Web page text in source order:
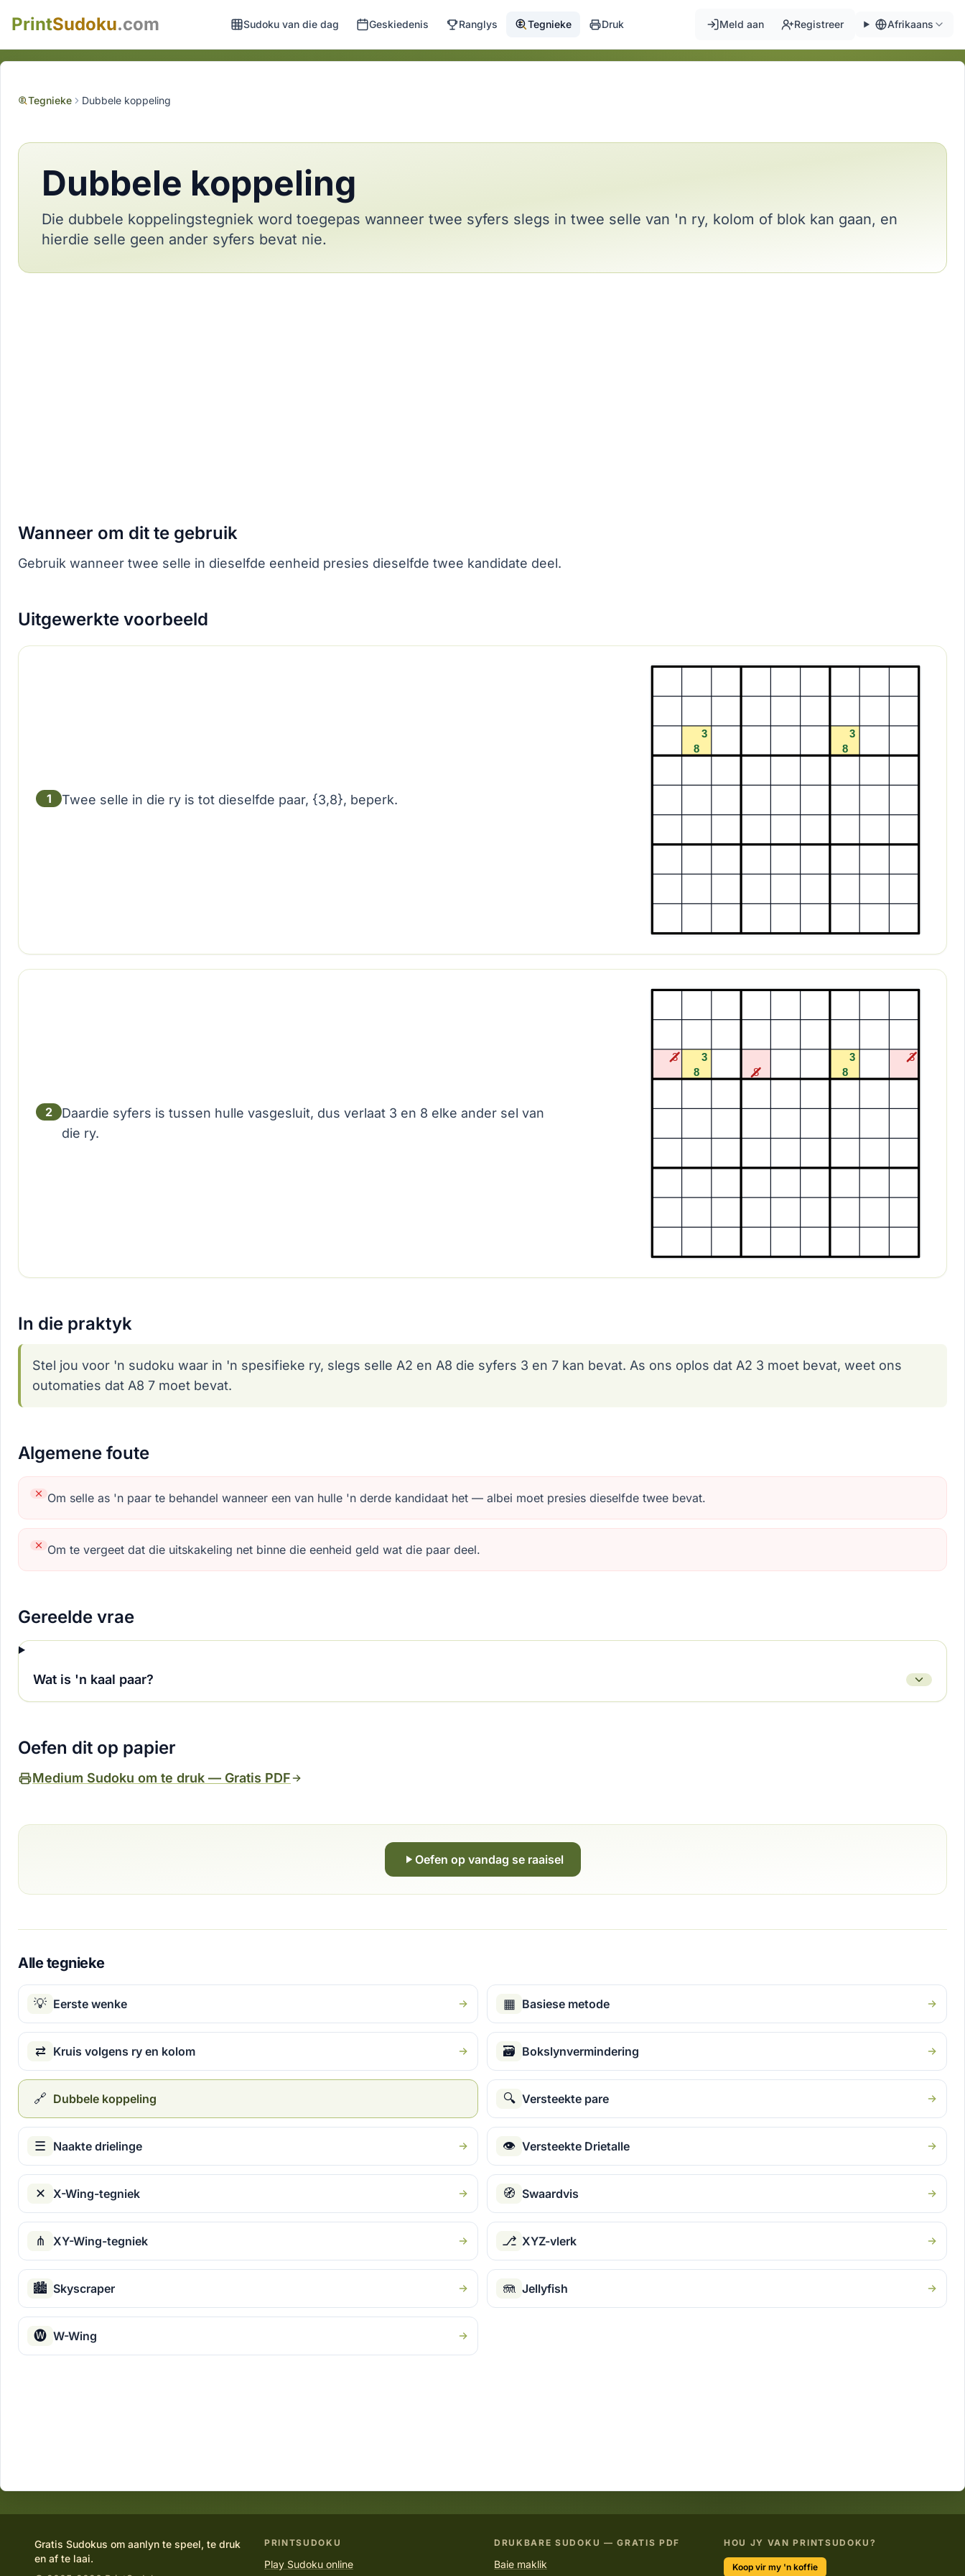
PrintSudoku.com Sudoku van die dag Geskiedenis Ranglys Tegnieke Druk Meld aan Registreer Afrikaans
Tegnieke Dubbele koppeling
Dubbele koppeling
Die dubbele koppelingstegniek word toegepas wanneer twee syfers slegs in twee selle van 'n ry, kolom of blok kan gaan, en
hierdie selle geen ander syfers bevat nie.
Wanneer om dit te gebruik
Gebruik wanneer twee selle in dieselfde eenheid presies dieselfde twee kandidate deel.
Uitgewerkte voorbeeld
1 Twee selle in die ry is tot dieselfde paar, {3,8}, beperk.
2
Daardie syfers is tussen hulle vasgesluit, dus verlaat 3 en 8 elke ander sel van
die ry.
In die praktyk
Stel jou voor 'n sudoku waar in 'n spesifieke ry, slegs selle A2 en A8 die syfers 3 en 7 kan bevat. As ons oplos dat A2 3 moet bevat, weet ons
outomaties dat A8 7 moet bevat.
Algemene foute
Om selle as 'n paar te behandel wanneer een van hulle 'n derde kandidaat het — albei moet presies dieselfde twee bevat.
Om te vergeet dat die uitskakeling net binne die eenheid geld wat die paar deel.
Gereelde vrae
Wat is 'n kaal paar?
Oefen dit op papier
Medium Sudoku om te druk — Gratis PDF
Oefen op vandag se raaisel
Alle tegnieke
💡 Eerste wenke ▦ Basiese metode
⇄ Kruis volgens ry en kolom 🗃 Bokslynvermindering
🔗 Dubbele koppeling 🔍 Versteekte pare
☰ Naakte drielinge 👁 Versteekte Drietalle
✕ X-Wing-tegniek 🧭 Swaardvis
⋔ XY-Wing-tegniek ⎇ XYZ-vlerk
🏙 Skyscraper 🪼 Jellyfish
🅦 W-Wing
Gratis Sudokus om aanlyn te speel, te druk
en af te laai.
PRINTSUDOKU
Play Sudoku online
DRUKBARE SUDOKU — GRATIS PDF
Baie maklik
HOU JY VAN PRINTSUDOKU?
Koop vir my 'n koffie